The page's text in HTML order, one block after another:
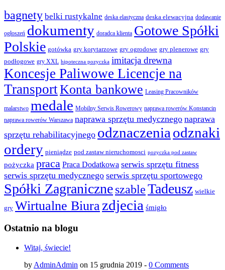
bagnety belki rustykalne deska elastyczna deska elewacyjna dodawanie
ogłoszeń dokumenty doradca klienta Gotowe Spółki
Polskie gotówka gry korytarzowe gry ogrodowe gry plenerowe gry
podłogowe gry XXL hipoteczna pozyczka imitacja drewna
Koncesje Paliwowe Licencje na
TransportKonta bankowe Leasing Pracowników
malarstwo medale Mobilny Serwis Rowerowy naprawa rowerów Konstancin
naprawa rowerów Warszawa naprawa sprzętu medycznego naprawa
sprzętu rehabilitacyjnego odznaczenia odznaki
ordery pieniądze pod zastaw nieruchomosci pozyczka pod zastaw
pożyczka praca Praca Dodatkowa serwis sprzętu fitness
serwis sprzętu medycznego serwis sprzętu sportowego
Spółki ZagraniczneszableTadeusz wielkie
gry Wirtualne Biura zdjecia śmigło
Ostatnio na blogu
Witaj, świecie!
by AdminAdmin on 15 grudnia 2019 - 0 Comments